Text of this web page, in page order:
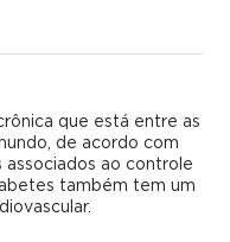
que está entre as
de acordo com
associados ao controle
também tem um